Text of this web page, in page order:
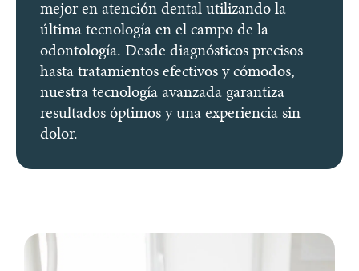
mejor en atención dental utilizando la
última tecnología en el campo de la
odontología. Desde diagnósticos precisos
hasta tratamientos efectivos y cómodos,
nuestra tecnología avanzada garantiza
resultados óptimos y una experiencia sin
dolor.